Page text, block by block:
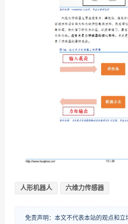
人形机器人 六维力传感器
免责声明：本文不代表本站的观点和立